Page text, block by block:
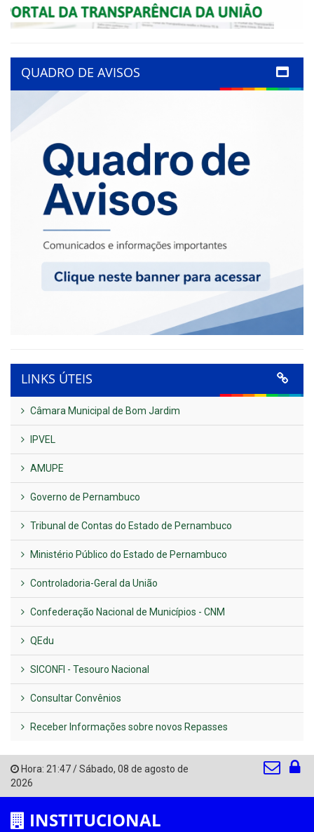
QUADRO DE AVISOS
LINKS ÚTEIS
Câmara Municipal de Bom Jardim
IPVEL
AMUPE
Governo de Pernambuco
Tribunal de Contas do Estado de Pernambuco
Ministério Público do Estado de Pernambuco
Controladoria-Geral da União
Confederação Nacional de Municípios - CNM
QEdu
SICONFI - Tesouro Nacional
Consultar Convênios
Receber Informações sobre novos Repasses
Hora: 21:47/Sábado, 08 de agosto de
2026
INSTITUCIONAL